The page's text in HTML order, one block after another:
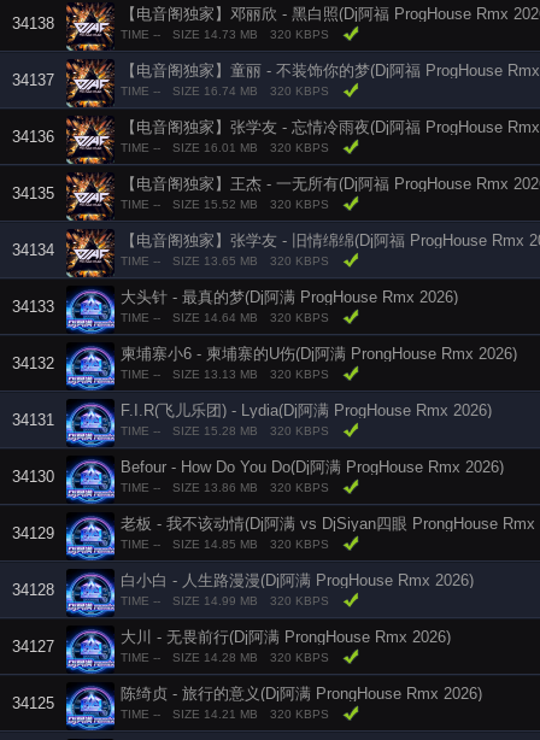
34138
【电音阁独家】邓丽欣 - 黑白照(Dj阿福 ProgHouse Rmx
TIME -- SIZE 14.73 MB 320 KBPS
34137
【电音阁独家】童丽 - 不装饰你的梦(Dj阿福 ProgHouse
TIME -- SIZE 16.74 MB 320 KBPS
34136
【电音阁独家】张学友 - 忘情冷雨夜(Dj阿福 ProgHouse
TIME -- SIZE 16.01 MB 320 KBPS
34135
【电音阁独家】王杰 - 一无所有(Dj阿福 ProgHouse Rmx
TIME -- SIZE 15.52 MB 320 KBPS
34134
【电音阁独家】张学友 - 旧情绵绵(Dj阿福 ProgHouse Rmx
TIME -- SIZE 13.65 MB 320 KBPS
34133
大头针 - 最真的梦(Dj阿满 ProgHouse Rmx 2026)
TIME -- SIZE 14.64 MB 320 KBPS
34132
柬埔寨小6 - 柬埔寨的U伤(Dj阿满 ProngHouse Rmx 2026)
TIME -- SIZE 13.13 MB 320 KBPS
34131
F.I.R(飞儿乐团) - Lydia(Dj阿满 ProgHouse Rmx 2026)
TIME -- SIZE 15.28 MB 320 KBPS
34130
Befour - How Do You Do(Dj阿满 ProgHouse Rmx 2026)
TIME -- SIZE 13.86 MB 320 KBPS
34129
老板 - 我不该动情(Dj阿满 vs DjSiyan四眼 ProngHouse Rmx
TIME -- SIZE 14.85 MB 320 KBPS
34128
白小白 - 人生路漫漫(Dj阿满 ProgHouse Rmx 2026)
TIME -- SIZE 14.99 MB 320 KBPS
34127
大川 - 无畏前行(Dj阿满 ProngHouse Rmx 2026)
TIME -- SIZE 14.28 MB 320 KBPS
34125
陈绮贞 - 旅行的意义(Dj阿满 ProngHouse Rmx 2026)
TIME -- SIZE 14.21 MB 320 KBPS